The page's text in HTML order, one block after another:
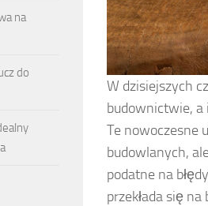
W dzisiejszych
budownictwie,
Te nowoczesne
budowlanych,
podatne na
przekłada się
na
do